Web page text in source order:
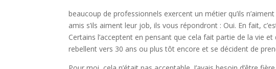
beaucoup de professionnels exercent un métier qu’ils
amis s’ils aiment leur job, ils vous répondront : Oui. En fait,
Certains l’acceptent en pensant que cela fait partie de la vie et
rebellent vers 30 ans ou plus tôt encore et se décident de